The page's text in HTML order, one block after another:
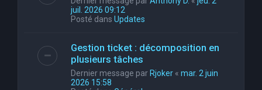
juil. 2026 09:12
Posté dans Updates
Gestion ticket : décomposition en
plusieurs tâches
Dernier message par Rjoker « mar. 2 juin
2026 15:58